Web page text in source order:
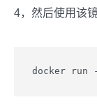
4，然后使用该
docker run